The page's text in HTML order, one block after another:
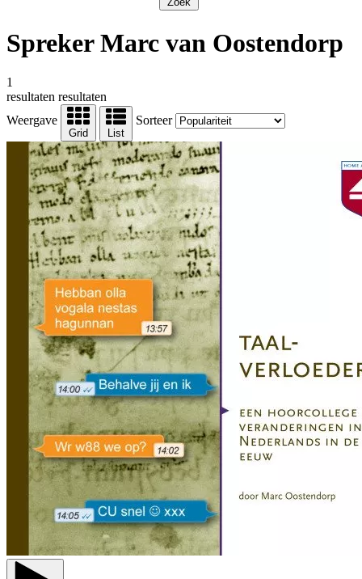
Spreker Marc van Oostendorp
1
resultaten resultaten
Weergave
Grid List
Sorteer